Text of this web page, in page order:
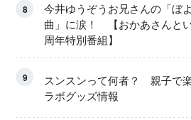
8
今井ゆうぞうお兄さんの「ぼ
曲」に涙！ 【おかあさんと
周年特別番組】
9
スンスンって何者？ 親子で
ラボグッズ情報